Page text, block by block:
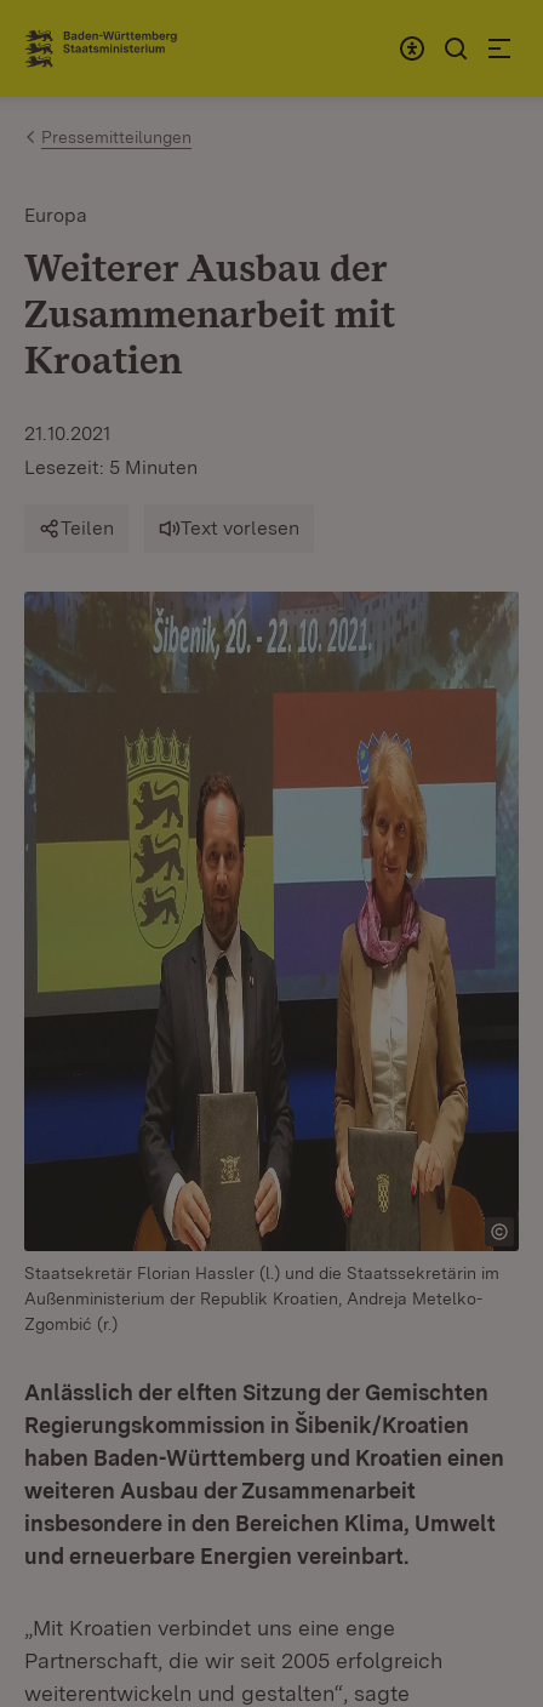
Zum Inhalt springen
Link zur Startseite
Pressemitteilungen
Europa
Weiterer Ausbau der
Zusammenarbeit mit
Kroatien
21.10.2021
Lesezeit: 5 Minuten
Teilen Text vorlesen
Staatsekretär Florian Hassler (l.) und die Staatssekretärin im
Außenministerium der Republik Kroatien, Andreja Metelko-
Zgombić (r.)
Anlässlich der elften Sitzung der Gemischten
Regierungskommission in Šibenik/Kroatien
haben Baden-Württemberg und Kroatien einen
weiteren Ausbau der Zusammenarbeit
insbesondere in den Bereichen Klima, Umwelt
und erneuerbare Energien vereinbart.
„Mit Kroatien verbindet uns eine enge
Partnerschaft, die wir seit 2005 erfolgreich
weiterentwickeln und gestalten“, sagte